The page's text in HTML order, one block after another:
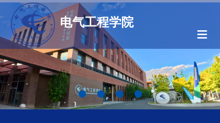
电气工程学院
≡